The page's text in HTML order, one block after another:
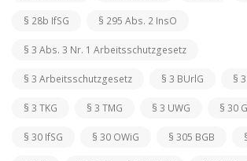
§ 28b IfSG § 295 Abs. 2 InsO
§ 3 Abs. 3 Nr. 1 Arbeitsschutzgesetz
§ 3 Arbeitsschutzgesetz § 3 BUrlG §
§ 3 TKG § 3 TMG § 3 UWG § 30
§ 30 IfSG § 30 OWiG § 305 BGB